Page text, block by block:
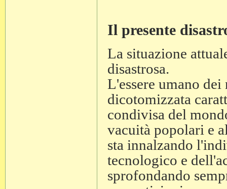
Il presente
La situazione
disastrosa.
L'essere umano
dicotomizzata
condivisa del
vacuità popolari e
sta innalzando
tecnologico e
sprofondando